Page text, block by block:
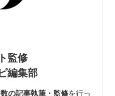
監修
編集部
の記事執筆・監修を行っ